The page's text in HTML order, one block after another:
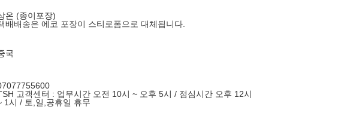
온 (종이포장)
배배송은 에코 포장이 스티로폼으로 대체됩니다.
국
고객센터 : 업무시간 오전 10시 ~ 오후 5시 / 점심시간 오후 12시
1시 / 토,일,공휴일 휴무